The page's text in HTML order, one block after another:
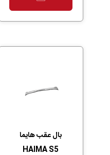
بال عقب هایما
HAIMA S5